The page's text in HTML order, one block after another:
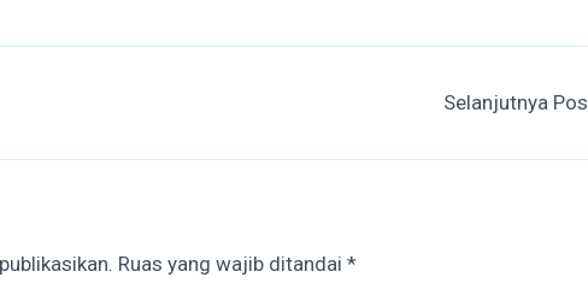
Selanjutnya Pos
Ruas yang wajib ditandai *